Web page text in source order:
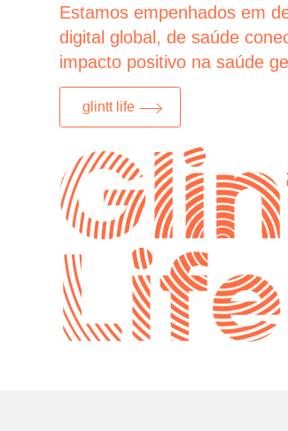
Estamos empenhados em
digital global, de saúde
impacto positivo na saúde
glintt life